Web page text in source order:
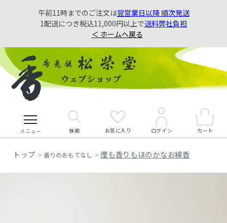
午前11時までのご注文は翌営業日以降 順次発送
1配送につき税込11,000円以上で送料弊社負担
＜ ホームへ戻る
メニュー 検索 お気に入り ログイン カート
> 香りのおもてなし >煙も香りもほのかなお線香